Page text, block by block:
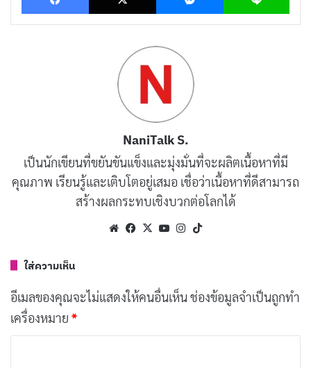
วันเกิดของเรา ขอให้มีรอยยิ้มและความสุขเต็มเปี่ยมใน
ขอบคุณที่เป็นแฟนที่น่ารัก ขอให้วันเกิดนี้เต็มไปด้วย
ขอให้ทุกความฝันของเราเป็นจริงในวันเกิดนี้
วันเกิดของเรา ขอให้ความรักของเรายิ่งใหญ่และ
งดงามขึ้น
ขอให้เราเดินเคียงข้างกันในทุกๆ ปีที่ผ่านไป สุขสันต์วัน
ขอให้วันเกิดของเรามีแต่ความสุขและความทรงจำที่
งดงาม
NaniTalk S.
เป็นนักเขียนที่ขยันขันแข็งและมุ่งมั่นที่จะผลิตเนื้อหาที่มี
คุณภาพ เรียนรู้และเติบโตอยู่เสมอ เชื่อว่าเนื้อหาที่ดีสามารถ
สร้างผลกระทบเชิงบวกต่อโลกได้
WebsiteFacebook
X YouTubeInstagram
ใส่ความเห็น
อีเมลของคุณจะไม่แสดงให้คนอื่นเห็น ช่องข้อมูลจำเป็นถูกทำ
เครื่องหมาย *